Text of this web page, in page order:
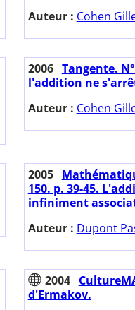
Auteur : Cohen
2006 Tangente.
l'addition ne
Auteur : Cohen
2005
150. p. 39-45.
infiniment
Auteur : Dupont
2004
d'Ermakov.